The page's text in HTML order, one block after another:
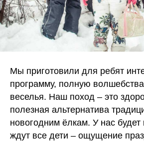
Мы приготовили для ребят
программу, полную
веселья. Наш поход – это
полезная альтернатива
новогодним ёлкам. У нас будет
ждут все дети – ощущение